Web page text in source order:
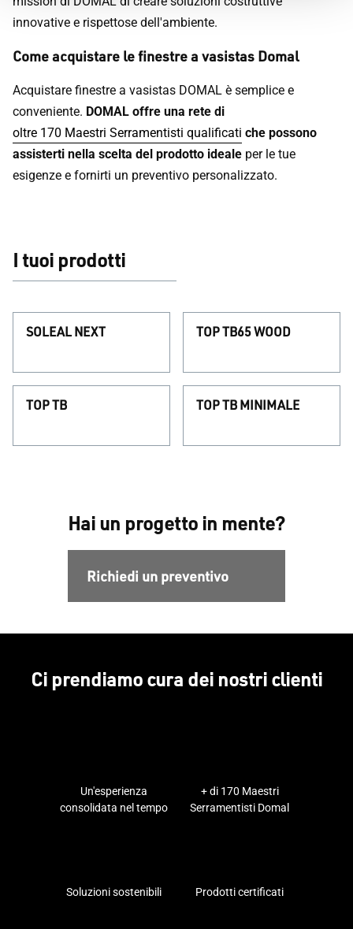
innovative e rispettose dell'ambiente.
Come acquistare le finestre a vasistas Domal
Acquistare finestre a vasistas DOMAL è semplice e
conveniente. DOMAL offre una rete di
oltre 170 Maestri Serramentisti qualificati che possono
assisterti nella scelta del prodotto ideale per le tue
esigenze e fornirti un preventivo personalizzato.
I tuoi prodotti
SOLEAL NEXT TOP TB65 WOOD
TOP TB TOP TB MINIMALE
Hai un progetto in mente?
Richiedi un preventivo
Ci prendiamo cura dei nostri clienti
Un'esperienza
consolidata nel tempo
+ di 170 Maestri
Serramentisti Domal
Soluzioni sostenibili Prodotti certificati